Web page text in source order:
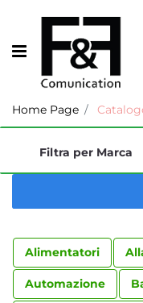
Open menu
Home Page
Filtra per Marca
Alimentatori
Automazione